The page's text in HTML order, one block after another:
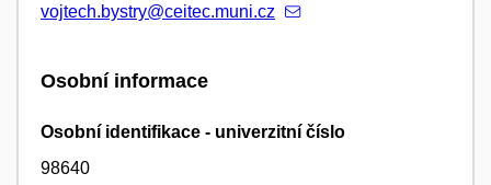
vojtech.bystry@ceitec.muni.cz
Osobní informace
Osobní identifikace - univerzitní číslo
98640